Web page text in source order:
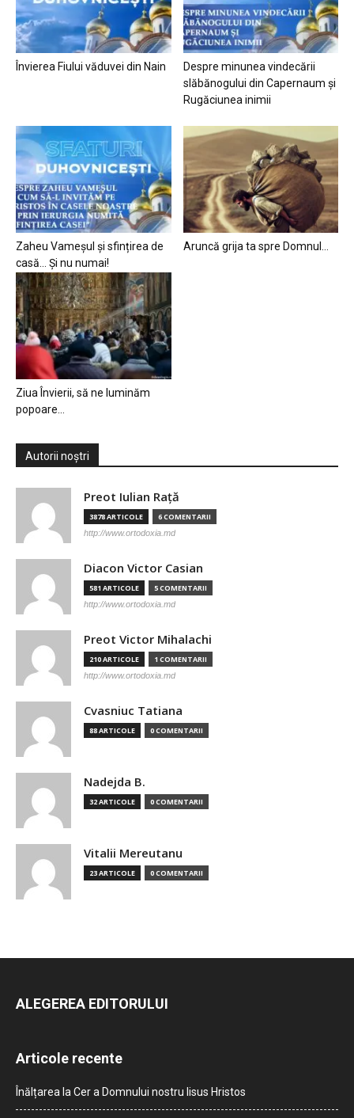
Învierea Fiului văduvei din Nain
Despre minunea vindecării
slăbănogului din Capernaum și
Rugăciunea inimii
Zaheu Vameșul și sfințirea de
casă… Și nu numai!
Aruncă grija ta spre Domnul…
Ziua Învierii, să ne luminăm
popoare…
Autorii noștri
Preot Iulian Raţă
3878 ARTICOLE 6 COMENTARII
http://www.ortodoxia.md
Diacon Victor Casian
581 ARTICOLE 5 COMENTARII
http://www.ortodoxia.md
Preot Victor Mihalachi
210 ARTICOLE 1 COMENTARII
http://www.ortodoxia.md
Cvasniuc Tatiana
88 ARTICOLE 0 COMENTARII
Nadejda B.
32 ARTICOLE 0 COMENTARII
Vitalii Mereutanu
23 ARTICOLE 0 COMENTARII
ALEGEREA EDITORULUI
Articole recente
Înălțarea la Cer a Domnului nostru Iisus Hristos